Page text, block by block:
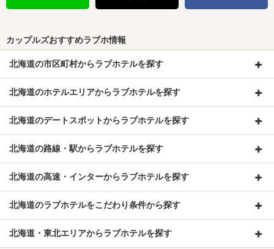
カップルズおすすめラブホ情報
北海道の市区町村からラブホテルを探す
北海道のホテルエリアからラブホテルを探す
北海道のデートスポットからラブホテルを探す
北海道の路線・駅からラブホテルを探す
北海道の高速・インターからラブホテルを探す
北海道のラブホテルをこだわり条件から探す
北海道・東北エリアからラブホテルを探す